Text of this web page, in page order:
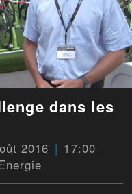
dans les
2016
17:00